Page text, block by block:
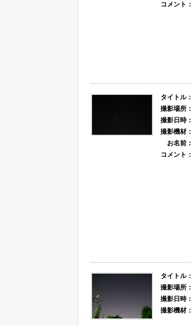
コメント：
タイトル：
撮影場所：
撮影日時：
撮影機材：
お名前：
コメント：
タイトル：
撮影場所：
撮影日時：
撮影機材：